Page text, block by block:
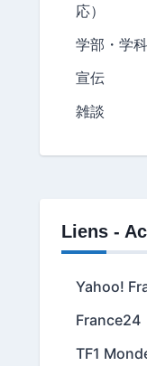
応）
学部・学
宣伝
雑談
Liens -
Yahoo!
France24
TF1